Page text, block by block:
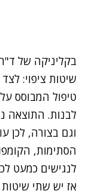
בקליניקה של
שיטות ציפוי:
טיפול המבוסס
לבנות. התוצאה
וגם בצורה, לכן
הסתימות,
לנגישים כמעט
אז יש שתי